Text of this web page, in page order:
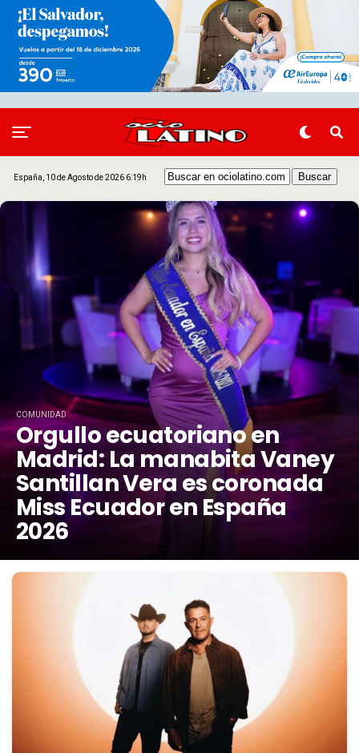
España, 10 de Agosto de 2026 6:19h
COMUNIDAD
Orgullo ecuatoriano en
Madrid: La manabita Vaney
Santillan Vera es coronada
Miss Ecuador en España
2026